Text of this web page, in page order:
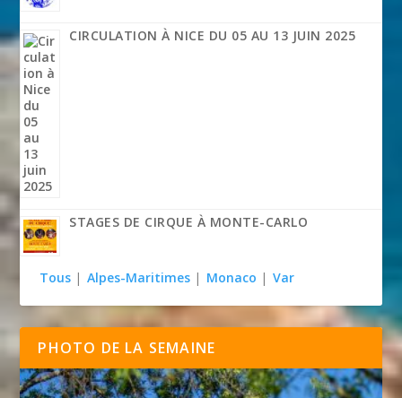
CIRCULATION À NICE DU 05 AU 13 JUIN 2025
STAGES DE CIRQUE À MONTE-CARLO
Tous | Alpes-Maritimes | Monaco | Var
PHOTO DE LA SEMAINE